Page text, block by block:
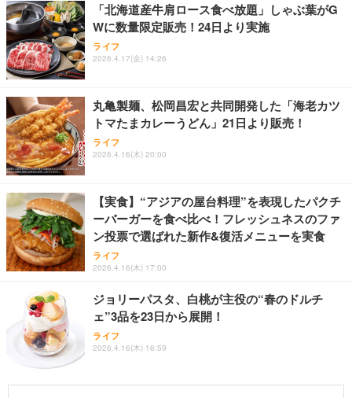
「北海道産牛肩ロース食べ放題」しゃぶ葉がG
Wに数量限定販売！24日より実施
ライフ
2026.4.17(金) 14:26
丸亀製麺、松岡昌宏と共同開発した「海老カツ
トマたまカレーうどん」21日より販売！
ライフ
2026.4.16(木) 20:00
【実食】“アジアの屋台料理”を表現したパクチ
ーバーガーを食べ比べ！フレッシュネスのファ
ン投票で選ばれた新作&復活メニューを実食
ライフ
2026.4.16(木) 17:00
ジョリーパスタ、白桃が主役の“春のドルチ
ェ”3品を23日から展開！
ライフ
2026.4.16(木) 16:59